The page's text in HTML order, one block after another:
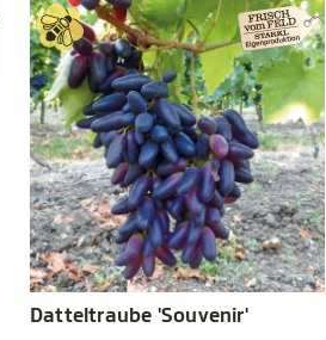
Datteltraube 'Souvenir'